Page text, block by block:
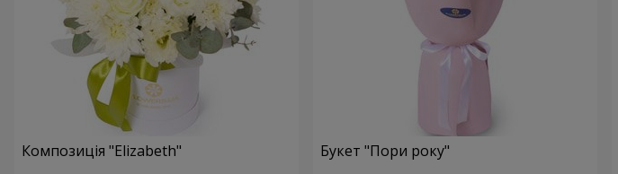
Композиція "Elizabeth" Букет "Пори року"